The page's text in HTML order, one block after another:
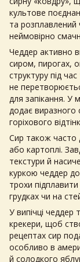
культове
та
неймовірно
Чеддер активно
сиром, пирогах,
структуру під
не
для запікання. У
додає виразного
горіхового
Сир також часто
або картоплі.
текстури й
куркою чеддер
трохи
грудках чи на
У випічці чеддер
крекери, щоб
рецептах сир
особливо в
й солодкого